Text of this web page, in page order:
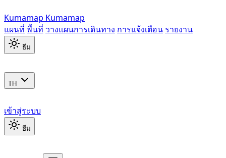
Kumamap Kumamap
แผนที่ พื้นที่ วางแผนการเดินทาง การแจ้งเตือน รายงาน
ธีม
TH
เข้าสู่ระบบ
ธีม